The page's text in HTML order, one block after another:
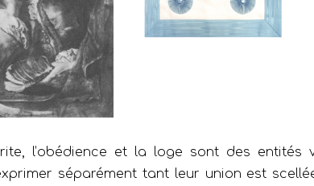
l’obédience et la loge sont des entités
séparément tant leur union est